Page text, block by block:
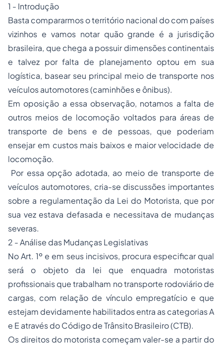
1 - Introdução
Basta compararmos o território nacional do com países
vizinhos e vamos notar quão grande é a jurisdição
brasileira, que chega a possuir dimensões continentais
e talvez por falta de planejamento optou em sua
logística, basear seu principal meio de transporte nos
veículos automotores (caminhões e ônibus).
Em oposição a essa observação, notamos a falta de
outros meios de locomoção voltados para áreas de
transporte de bens e de pessoas, que poderiam
ensejar em custos mais baixos e maior velocidade de
locomoção.
Por essa opção adotada, ao meio de transporte de
veículos automotores, cria-se discussões importantes
sobre a regulamentação da Lei do Motorista, que por
sua vez estava defasada e necessitava de mudanças
severas.
2 - Análise das Mudanças Legislativas
No Art. 1º e em seus incisivos, procura especificar qual
será o objeto da lei que enquadra motoristas
profissionais que trabalham no transporte rodoviário de
cargas, com relação de vínculo empregatício e que
estejam devidamente habilitados entra as categorias A
e E através do Código de Trânsito Brasileiro (CTB).
Os direitos do motorista começam valer-se a partir do